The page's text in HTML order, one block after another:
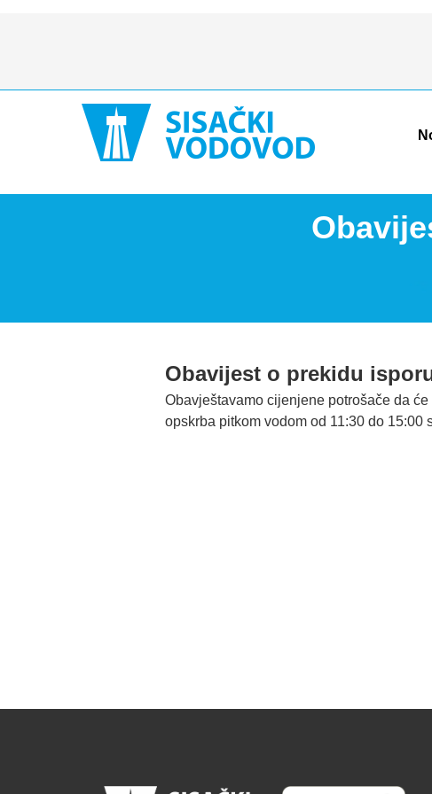
Obavijest o prekidu
Obavještavamo cijenjene potrošače da
opskrba pitkom vodom od 11:30 do